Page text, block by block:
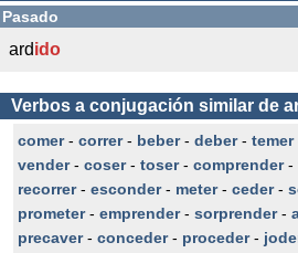
Pasado
ardido
Verbos a conjugación similar de
comer- correr- beber- deber- temer
vender- coser- toser- comprender-
recorrer- esconder- meter- ceder-
prometer- emprender- sorprender-
precaver- conceder- proceder-